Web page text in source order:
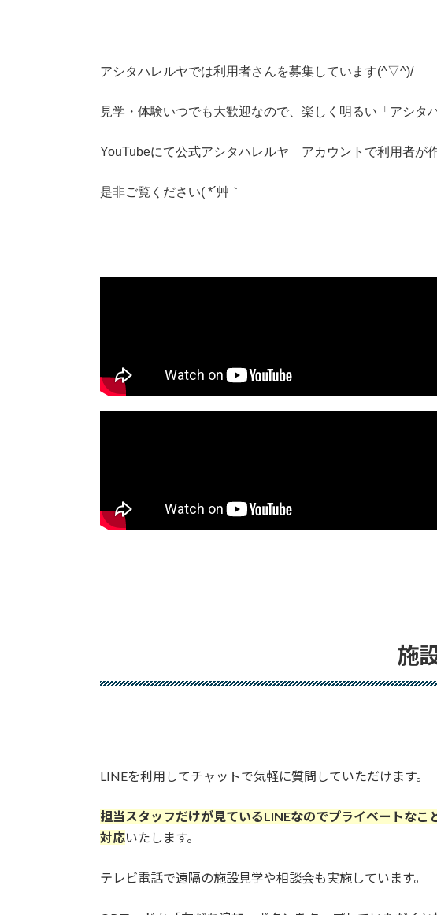
アシタハレルヤでは利用者さんを募集しています(^▽^)/
見学・体験いつでも大歓迎なので、楽しく明るい「アシ
YouTubeにて公式アシタハレルヤ アカウントで利用者が
是非ご覧ください( *´艸｀
施
LINEを利用してチャットで気軽に質問していただけます。
担当スタッフだけが見ているLINEなのでプライベートなこ
対応いたします。
テレビ電話で遠隔の施設見学や相談会も実施しています。